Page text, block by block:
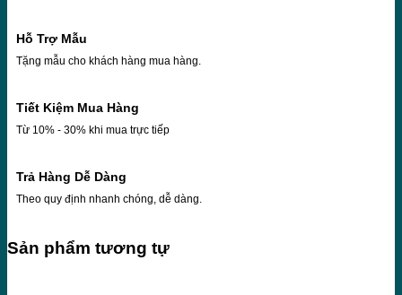
Hỗ Trợ Mẫu
Tặng mẫu cho khách hàng mua hàng.
Tiết Kiệm Mua Hàng
Từ 10% - 30% khi mua trực tiếp
Trả Hàng Dễ Dàng
Theo quy định nhanh chóng, dễ dàng.
Sản phẩm tương tự